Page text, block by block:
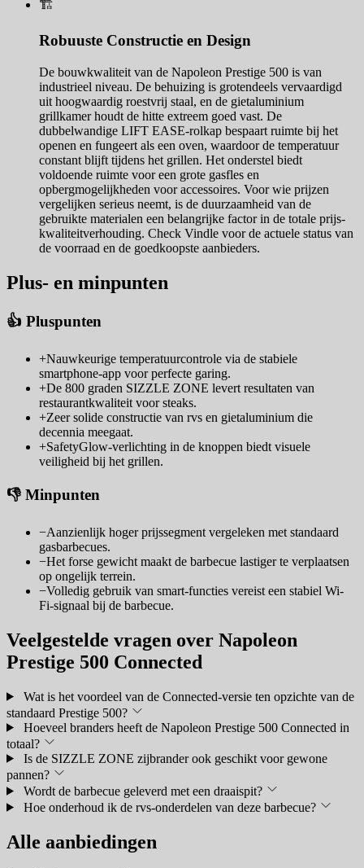
🏗️
Robuuste Constructie en Design
De bouwkwaliteit van de Napoleon Prestige 500 is van
industrieel niveau. De behuizing is grotendeels vervaardigd
uit hoogwaardig roestvrij staal, en de gietaluminium
grillkamer houdt de hitte extreem goed vast. De
dubbelwandige LIFT EASE-rolkap bespaart ruimte bij het
openen en fungeert als een oven, waardoor de temperatuur
constant blijft tijdens het grillen. Het onderstel biedt
voldoende ruimte voor een grote gasfles en
opbergmogelijkheden voor accessoires. Voor wie prijzen
vergelijken serieus neemt, is de duurzaamheid van de
gebruikte materialen een belangrijke factor in de totale prijs-
kwaliteitverhouding. Check Vindle voor de actuele status van
de voorraad en de goedkoopste aanbieders.
Plus- en minpunten
👍 Pluspunten
+Nauwkeurige temperatuurcontrole via de stabiele
smartphone-app voor perfecte garing.
+De 800 graden SIZZLE ZONE levert resultaten van
restaurantkwaliteit voor steaks.
+Zeer solide constructie van rvs en gietaluminium die
decennia meegaat.
+SafetyGlow-verlichting in de knoppen biedt visuele
veiligheid bij het grillen.
👎 Minpunten
−Aanzienlijk hoger prijssegment vergeleken met standaard
gasbarbecues.
−Het forse gewicht maakt de barbecue lastiger te verplaatsen
op ongelijk terrein.
−Volledig gebruik van smart-functies vereist een stabiel Wi-
Fi-signaal bij de barbecue.
Veelgestelde vragen over Napoleon
Prestige 500 Connected
Wat is het voordeel van de Connected-versie ten opzichte van de
standaard Prestige 500?
Hoeveel branders heeft de Napoleon Prestige 500 Connected in
totaal?
Is de SIZZLE ZONE zijbrander ook geschikt voor gewone
pannen?
Wordt de barbecue geleverd met een draaispit?
Hoe onderhoud ik de rvs-onderdelen van deze barbecue?
Alle aanbiedingen